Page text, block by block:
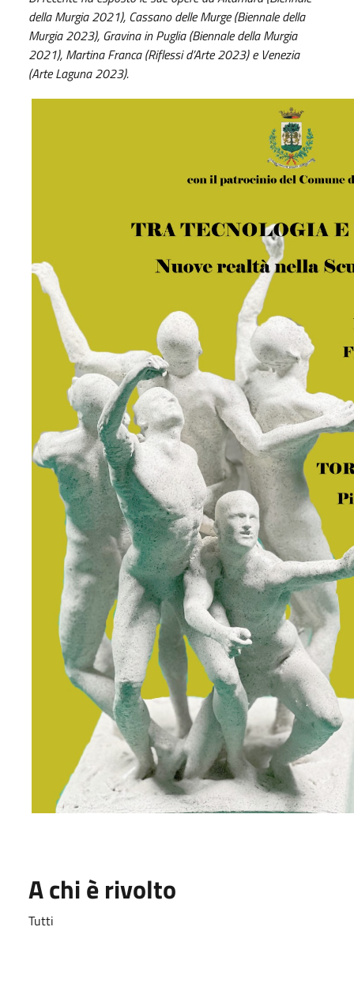
della Murgia 2021), Cassano delle Murge (Biennale della
Murgia 2023), Gravina in Puglia (Biennale della Murgia
2021), Martina Franca (Riflessi d’Arte 2023) e Venezia
(Arte Laguna 2023).
A chi è rivolto
Tutti